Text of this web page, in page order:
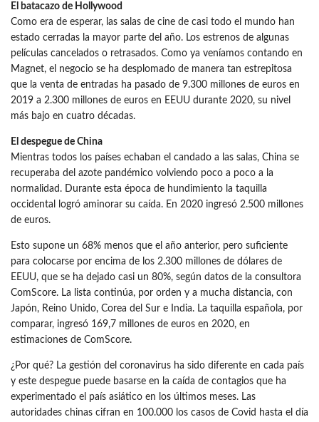
El batacazo de Hollywood
Como era de esperar, las salas de cine de casi todo el mundo han
estado cerradas la mayor parte del año. Los estrenos de algunas
películas cancelados o retrasados. Como ya veníamos contando en
Magnet, el negocio se ha desplomado de manera tan estrepitosa
que la venta de entradas ha pasado de 9.300 millones de euros en
2019 a 2.300 millones de euros en EEUU durante 2020, su nivel
más bajo en cuatro décadas.
El despegue de China
Mientras todos los países echaban el candado a las salas, China se
recuperaba del azote pandémico volviendo poco a poco a la
normalidad. Durante esta época de hundimiento la taquilla
occidental logró aminorar su caída. En 2020 ingresó 2.500 millones
de euros.
Esto supone un 68% menos que el año anterior, pero suficiente
para colocarse por encima de los 2.300 millones de dólares de
EEUU, que se ha dejado casi un 80%, según datos de la consultora
ComScore. La lista continúa, por orden y a mucha distancia, con
Japón, Reino Unido, Corea del Sur e India. La taquilla española, por
comparar, ingresó 169,7 millones de euros en 2020, en
estimaciones de ComScore.
¿Por qué? La gestión del coronavirus ha sido diferente en cada país
y este despegue puede basarse en la caída de contagios que ha
experimentado el país asiático en los últimos meses. Las
autoridades chinas cifran en 100.000 los casos de Covid hasta el día